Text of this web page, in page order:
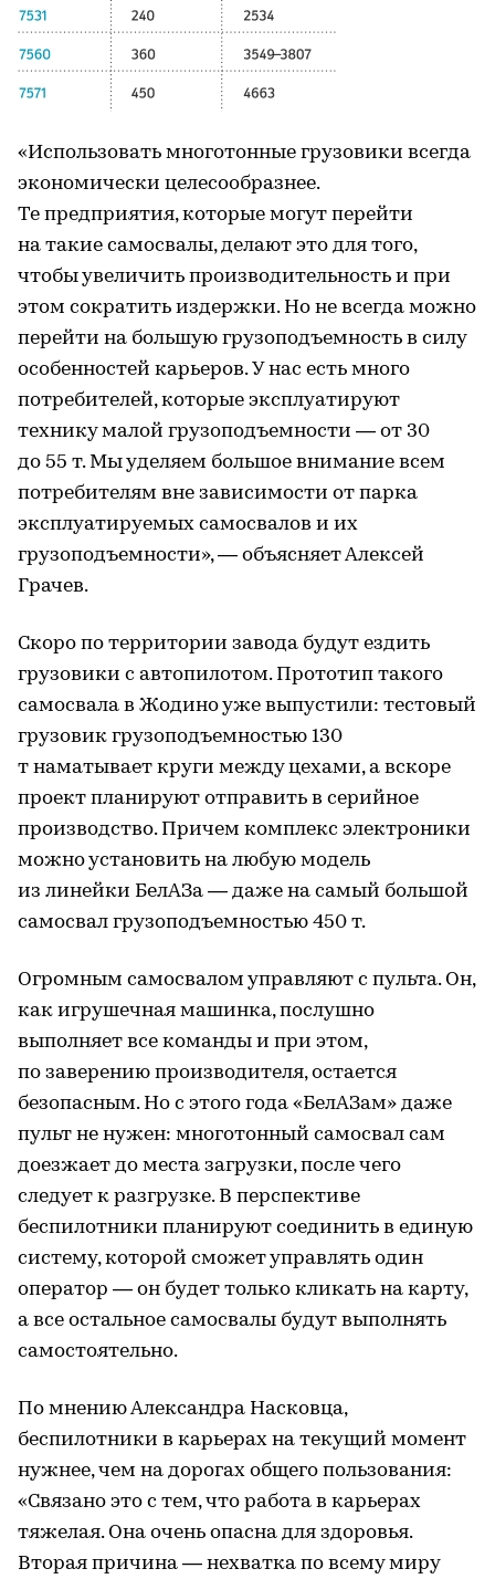
«Использовать многотонные грузовики всегда
экономически целесообразнее.
Те предприятия, которые могут перейти
на такие самосвалы, делают это для того,
чтобы увеличить производительность и при
этом сократить издержки. Но не всегда можно
перейти на большую грузоподъемность в силу
особенностей карьеров. У нас есть много
потребителей, которые эксплуатируют
технику малой грузоподъемности — от 30
до 55 т. Мы уделяем большое внимание всем
потребителям вне зависимости от парка
эксплуатируемых самосвалов и их
грузоподъемности», — объясняет Алексей
Грачев.
Скоро по территории завода будут ездить
грузовики с автопилотом. Прототип такого
самосвала в Жодино уже выпустили: тестовый
грузовик грузоподъемностью 130
т наматывает круги между цехами, а вскоре
проект планируют отправить в серийное
производство. Причем комплекс электроники
можно установить на любую модель
из линейки БелАЗа — даже на самый большой
самосвал грузоподъемностью 450 т.
Огромным самосвалом управляют с пульта. Он,
как игрушечная машинка, послушно
выполняет все команды и при этом,
по заверению производителя, остается
безопасным. Но с этого года «БелАЗам» даже
пульт не нужен: многотонный самосвал сам
доезжает до места загрузки, после чего
следует к разгрузке. В перспективе
беспилотники планируют соединить в единую
систему, которой сможет управлять один
оператор — он будет только кликать на карту,
а все остальное самосвалы будут выполнять
самостоятельно.
По мнению Александра Насковца,
беспилотники в карьерах на текущий момент
нужнее, чем на дорогах общего пользования:
«Связано это с тем, что работа в карьерах
тяжелая. Она очень опасна для здоровья.
Вторая причина — нехватка по всему миру